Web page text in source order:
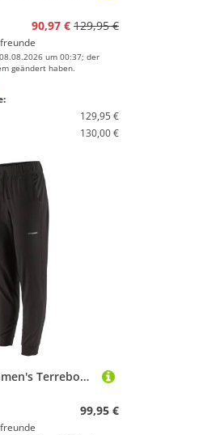
90,97 € 129,95 €
um 00:37; der
geändert haben.
129,95 €
130,00 €
Patagonia - Women's Terrebonne Joggers - Trainingshose Gr XS schwarz
99,95 €